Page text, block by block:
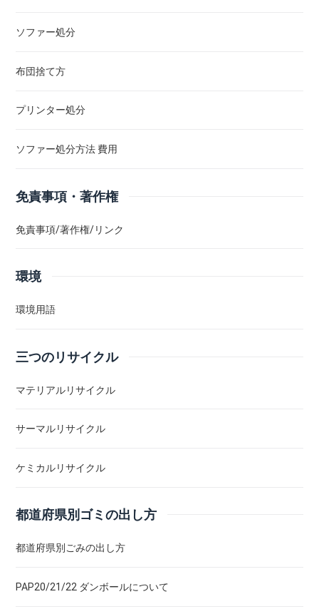
ソファー処分
布団捨て方
プリンター処分
ソファー処分方法 費用
免責事項・著作権
免責事項/著作権/リンク
環境
環境用語
三つのリサイクル
マテリアルリサイクル
サーマルリサイクル
ケミカルリサイクル
都道府県別ゴミの出し方
都道府県別ごみの出し方
PAP20/21/22 ダンボールについて